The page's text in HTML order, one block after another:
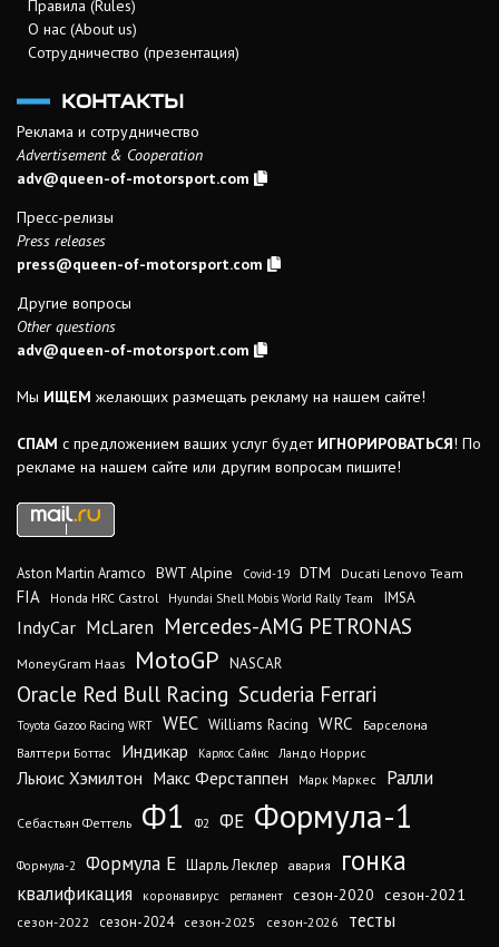
Правила (Rules)
О нас (About us)
Сотрудничество (презентация)
КОНТАКТЫ
Реклама и сотрудничество
Advertisement & Cooperation
adv@queen-of-motorsport.com
Пресс-релизы
Press releases
press@queen-of-motorsport.com
Другие вопросы
Other questions
adv@queen-of-motorsport.com
Мы ИЩЕМ желающих размещать рекламу на нашем сайте!
СПАМ с предложением ваших услуг будет ИГНОРИРОВАТЬСЯ! По
рекламе на нашем сайте или другим вопросам пишите!
Aston Martin Aramco BWT Alpine Covid-19 DTM Ducati Lenovo Team
FIA Honda HRC Castrol Hyundai Shell Mobis World Rally Team IMSA
IndyCar McLaren Mercedes-AMG PETRONAS
MoneyGram Haas MotoGP NASCAR
Oracle Red Bull Racing Scuderia Ferrari
Toyota Gazoo Racing WRT WEC Williams Racing WRC
Барселона
Валттери Боттас
Индикар Карлос Сайнс Ландо Норрис
Льюис Хэмилтон Макс Ферстаппен Марк Маркес Ралли
Себастьян Феттель Ф1 Ф2 ФЕ Формула-1
Формула-2 Формула Е Шарль Леклер авария гонка
квалификация коронавирус регламент сезон-2020 сезон-2021
сезон-2022 сезон-2024 сезон-2025 сезон-2026 тесты